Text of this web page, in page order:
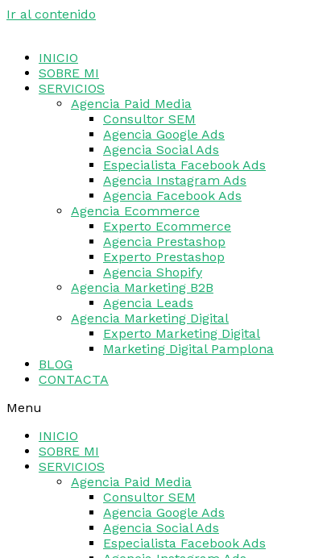
Ir al contenido
INICIO
SOBRE MI
SERVICIOS
Agencia Paid Media
Consultor SEM
Agencia Google Ads
Agencia Social Ads
Especialista Facebook Ads
Agencia Instagram Ads
Agencia Facebook Ads
Agencia Ecommerce
Experto Ecommerce
Agencia Prestashop
Experto Prestashop
Agencia Shopify
Agencia Marketing B2B
Agencia Leads
Agencia Marketing Digital
Experto Marketing Digital
Marketing Digital Pamplona
BLOG
CONTACTA
Menu
INICIO
SOBRE MI
SERVICIOS
Agencia Paid Media
Consultor SEM
Agencia Google Ads
Agencia Social Ads
Especialista Facebook Ads